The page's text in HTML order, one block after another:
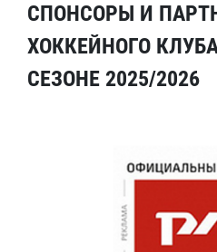
СПОНСОРЫ И
ХОККЕЙНОГО
СЕЗОНЕ 2025/2026